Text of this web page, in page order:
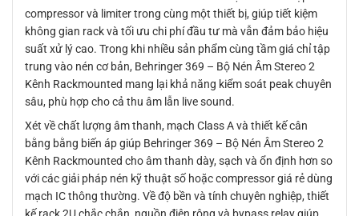
compressor và limiter trong cùng một thiết bị, giúp tiết kiệm
không gian rack và tối ưu chi phí đầu tư mà vẫn đảm bảo hiệu
suất xử lý cao. Trong khi nhiều sản phẩm cùng tầm giá chỉ tập
trung vào nén cơ bản, Behringer 369 – Bộ Nén Âm Stereo 2
Kênh Rackmounted mang lại khả năng kiểm soát peak chuyên
sâu, phù hợp cho cả thu âm lẫn live sound.
Xét về chất lượng âm thanh, mạch Class A và thiết kế cân
bằng bằng biến áp giúp Behringer 369 – Bộ Nén Âm Stereo 2
Kênh Rackmounted cho âm thanh dày, sạch và ổn định hơn so
với các giải pháp nén kỹ thuật số hoặc compressor giá rẻ dùng
mạch IC thông thường. Về độ bền và tính chuyên nghiệp, thiết
kế rack 2U chắc chắn, nguồn điện rộng và bypass relay giúp